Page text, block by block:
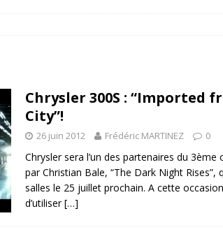
#StayHome : Honda dévoile un spot publicitaire…
Chrysler 300S : “Imported
City”!
26 juin 2012 Frédéric MARTINEZ 0
Chrysler sera l’un des partenaires du
par Christian Bale, “The Dark Night Rises”,
salles le 25 juillet prochain. A cette
d’utiliser[…]